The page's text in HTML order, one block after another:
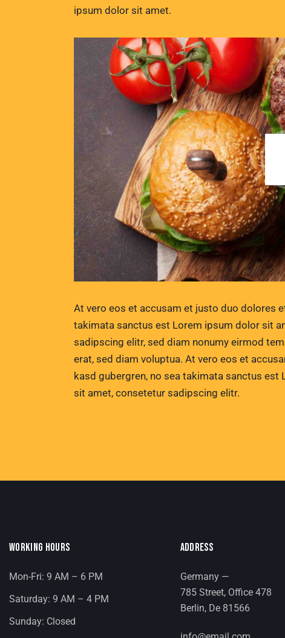
ipsum dolor sit amet.
At vero eos et accusam et justo duo dolores
takimata sanctus est Lorem ipsum dolor sit
sadipscing elitr, sed diam nonumy eirmod
erat, sed diam voluptua. At vero eos et
kasd gubergren, no sea takimata sanctus
sit amet, consetetur sadipscing elitr.
WORKING HOURS
Mon-Fri: 9 AM – 6 PM
Saturday: 9 AM – 4 PM
Sunday: Closed
ADDRESS
Germany —
785 Street, Office 478
Berlin, De 81566